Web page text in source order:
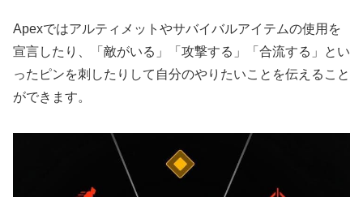
Apexではアルティメットやサバイバルアイテムの使用を
宣言したり、「敵がいる」「攻撃する」「合流する」とい
ったピンを刺したりして自分のやりたいことを伝えること
ができます。